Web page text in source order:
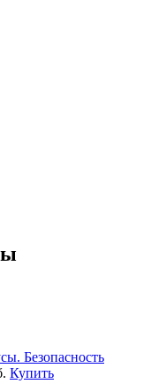
Безопасность
Купить